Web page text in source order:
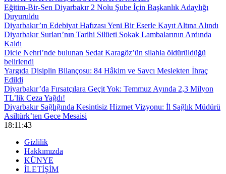
Eğitim-Bir-Sen Diyarbakır 2 Nolu Şube İçin Başkanlık Adaylığı
Duyuruldu
Diyarbakır’ın Edebiyat Hafızası Yeni Bir Eserle Kayıt Altına Alındı
Diyarbakır Surları’nın Tarihi Silüeti Sokak Lambalarının Ardında
Kaldı
Dicle Nehri’nde bulunan Sedat Karagöz’ün silahla öldürüldüğü
belirlendi
Yargıda Disiplin Bilançosu: 84 Hâkim ve Savcı Meslekten İhraç
Edildi
Diyarbakır’da Fırsatçılara Geçit Yok: Temmuz Ayında 2,3 Milyon
TL’lik Ceza Yağdı!
Diyarbakır Sağlığında Kesintisiz Hizmet Vizyonu: İl Sağlık Müdürü
Asiltürk’ten Gece Mesaisi
18:11:44
Gizlilik
Hakkımızda
KÜNYE
İLETİŞİM